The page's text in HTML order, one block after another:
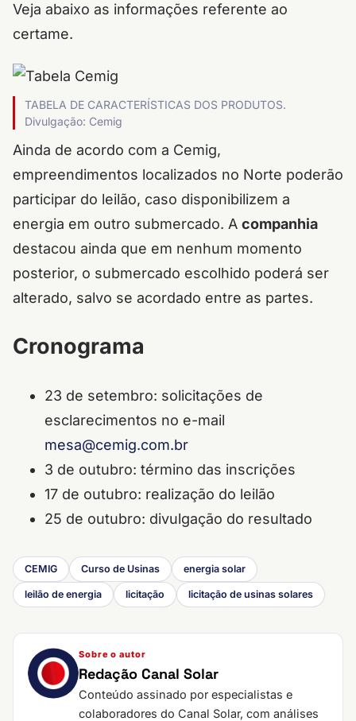
Veja abaixo as informações referente ao
certame.
TABELA DE CARACTERÍSTICAS DOS PRODUTOS.
Divulgação: Cemig
Ainda de acordo com a Cemig,
empreendimentos localizados no Norte poderão
participar do leilão, caso disponibilizem a
energia em outro submercado. A companhia
destacou ainda que em nenhum momento
posterior, o submercado escolhido poderá ser
alterado, salvo se acordado entre as partes.
Cronograma
23 de setembro: solicitações de
esclarecimentos no e-mail
mesa@cemig.com.br
3 de outubro: término das inscrições
17 de outubro: realização do leilão
25 de outubro: divulgação do resultado
CEMIG Curso de Usinas energia solar
leilão de energia licitação licitação de usinas solares
Sobre o autor
Redação Canal Solar
Conteúdo assinado por especialistas e
colaboradores do Canal Solar, com análises